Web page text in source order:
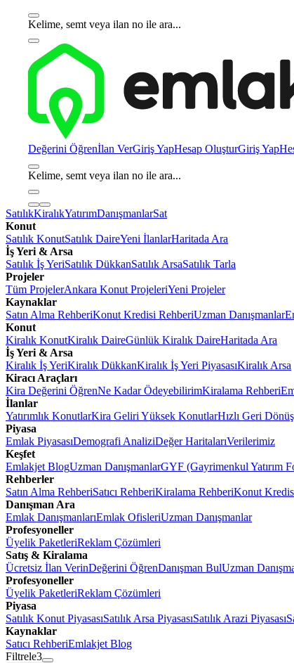
Kelime, semt veya ilan no ile ara...
Değerini Öğrenİlan VerGiriş YapHesap OluşturGiriş Yap
Kelime, semt veya ilan no ile ara...
SatılıkKiralıkYatırımDanışmanlarSat
Konut
Satılık KonutSatılık DaireYeni İlanlarHaritada Ara
İş Yeri & Arsa
Satılık İş YeriSatılık DükkanSatılık ArsaSatılık Tarla
Projeler
Tüm ProjelerAnkara Konut ProjeleriYeni Projeler
Kaynaklar
Satın Alma RehberiKonut Kredisi RehberiUzman Danışmanlar
Konut
Kiralık KonutKiralık DaireGünlük Kiralık DaireHaritada Ara
İş Yeri & Arsa
Kiralık İş YeriKiralık DükkanKiralık İş Yeri PiyasasıKiralık Arsa
Kiracı Araçları
Kira Değerini ÖğrenNe Kadar ÖdeyebilirimKiralama Rehberi
İlanlar
Yatırımlık KonutlarKira Geliri Yüksek KonutlarHızlı Geri
Piyasa
Emlak PiyasasıDemografi AnaliziDeğer HaritalarıVerilerimiz
Keşfet
Emlakjet BlogUzman DanışmanlarGYF (Gayrimenkul Yatırım
Rehberler
Satın Alma RehberiSatıcı RehberiKiralama RehberiKonut
Danışman Ara
Emlak DanışmanlarıEmlak OfisleriUzman Danışmanlar
Profesyoneller
Üyelik PaketleriReklam Çözümleri
Satış & Kiralama
Ücretsiz İlan VerinDeğerini ÖğrenDanışman BulUzman
Profesyoneller
Üyelik PaketleriReklam Çözümleri
Piyasa
Satılık Konut PiyasasıSatılık Arsa PiyasasıSatılık Arazi Piyasası
Kaynaklar
Satıcı RehberiEmlakjet Blog
Filtrele3